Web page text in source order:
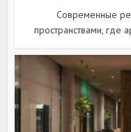
Современные
пространствами, где